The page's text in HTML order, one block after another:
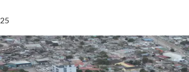
25